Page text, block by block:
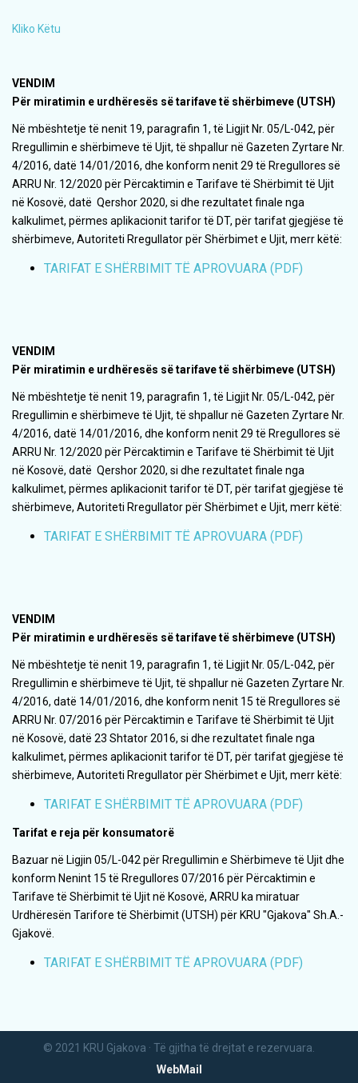
Kliko Këtu
VENDIM
Për miratimin e urdhëresës së tarifave të shërbimeve (UTSH)
Në mbështetje të nenit 19, paragrafin 1, të Ligjit Nr. 05/L-042, për
Rregullimin e shërbimeve të Ujit, të shpallur në Gazeten Zyrtare Nr.
4/2016, datë 14/01/2016, dhe konform nenit 29 të Rregullores së
ARRU Nr. 12/2020 për Përcaktimin e Tarifave të Shërbimit të Ujit
në Kosovë, datë Qershor 2020, si dhe rezultatet finale nga
kalkulimet, përmes aplikacionit tarifor të DT, për tarifat gjegjëse të
shërbimeve, Autoriteti Rregullator për Shërbimet e Ujit, merr këtë:
TARIFAT E SHËRBIMIT TË APROVUARA (PDF)
VENDIM
Për miratimin e urdhëresës së tarifave të shërbimeve (UTSH)
Në mbështetje të nenit 19, paragrafin 1, të Ligjit Nr. 05/L-042, për
Rregullimin e shërbimeve të Ujit, të shpallur në Gazeten Zyrtare Nr.
4/2016, datë 14/01/2016, dhe konform nenit 29 të Rregullores së
ARRU Nr. 12/2020 për Përcaktimin e Tarifave të Shërbimit të Ujit
në Kosovë, datë Qershor 2020, si dhe rezultatet finale nga
kalkulimet, përmes aplikacionit tarifor të DT, për tarifat gjegjëse të
shërbimeve, Autoriteti Rregullator për Shërbimet e Ujit, merr këtë:
TARIFAT E SHËRBIMIT TË APROVUARA (PDF)
VENDIM
Për miratimin e urdhëresës së tarifave të shërbimeve (UTSH)
Në mbështetje të nenit 19, paragrafin 1, të Ligjit Nr. 05/L-042, për
Rregullimin e shërbimeve të Ujit, të shpallur në Gazeten Zyrtare Nr.
4/2016, datë 14/01/2016, dhe konform nenit 15 të Rregullores së
ARRU Nr. 07/2016 për Përcaktimin e Tarifave të Shërbimit të Ujit
në Kosovë, datë 23 Shtator 2016, si dhe rezultatet finale nga
kalkulimet, përmes aplikacionit tarifor të DT, për tarifat gjegjëse të
shërbimeve, Autoriteti Rregullator për Shërbimet e Ujit, merr këtë:
TARIFAT E SHËRBIMIT TË APROVUARA (PDF)
Tarifat e reja për konsumatorë
Bazuar në Ligjin 05/L-042 për Rregullimin e Shërbimeve të Ujit dhe
konform Nenint 15 të Rregullores 07/2016 për Përcaktimin e
Tarifave të Shërbimit të Ujit në Kosovë, ARRU ka miratuar
Urdhëresën Tarifore të Shërbimit (UTSH) për KRU "Gjakova" Sh.A.-
Gjakovë.
TARIFAT E SHËRBIMIT TË APROVUARA (PDF)
© 2021 KRU Gjakova · Të gjitha të drejtat e rezervuara.
WebMail